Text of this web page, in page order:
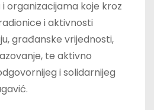
organizacijama koje kroz
i aktivnosti
građanske vrijednosti,
te aktivno
i solidarnijeg